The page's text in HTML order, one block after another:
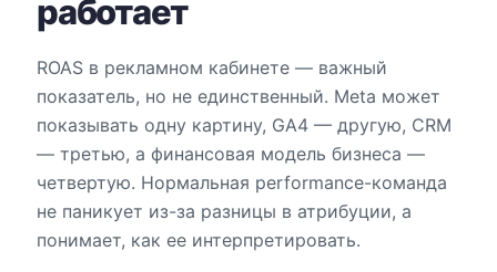
работает
ROAS в рекламном кабинете — важный
показатель, но не единственный. Meta может
показывать одну картину, GA4 — другую, CRM
— третью, а финансовая модель бизнеса —
четвертую. Нормальная performance-команда
не паникует из-за разницы в атрибуции, а
понимает, как ее интерпретировать.